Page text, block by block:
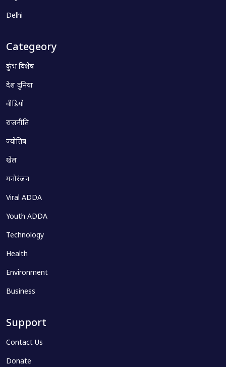
Delhi
Categeory
कुंभ विशेष
देश दुनिया
वीडियो
राजनीति
ज्योतिष
खेल
मनोरंजन
Viral ADDA
Youth ADDA
Technology
Health
Environment
Business
Support
Contact Us
Donate